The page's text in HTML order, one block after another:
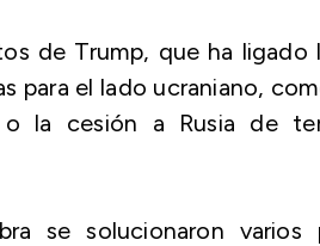
de Trump, que ha
para el lado ucraniano,
la cesión a Rusia de
se solucionaron varios